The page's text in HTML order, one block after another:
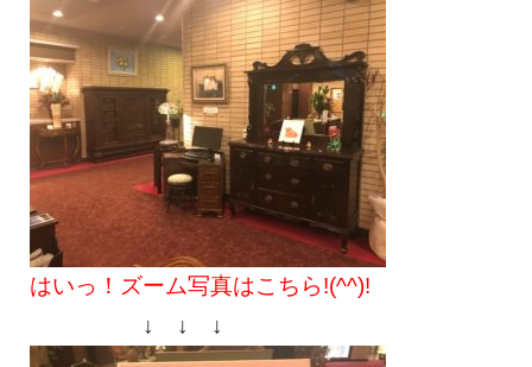
はいっ！ズーム写真はこちら!(^^)!
↓ ↓ ↓